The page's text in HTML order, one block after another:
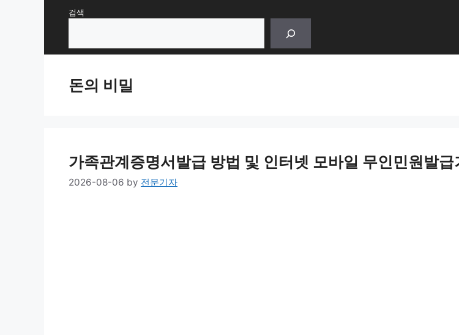
검색
돈의 비밀
가족관계증명서발급 방법 및 인터넷 모바일 무인민원발
2026-08-06 by 전문기자